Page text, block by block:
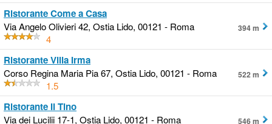
Ristorante Come a Casa
Via Angelo Olivieri 42, Ostia Lido, 00121 - Roma
4
394 m
Ristorante Villa Irma
Corso Regina Maria Pia 67, Ostia Lido, 00121 - Roma
1.5
522 m
Ristorante Il Tino
Via dei Lucilii 17-1, Ostia Lido, 00121 - Roma 546 m